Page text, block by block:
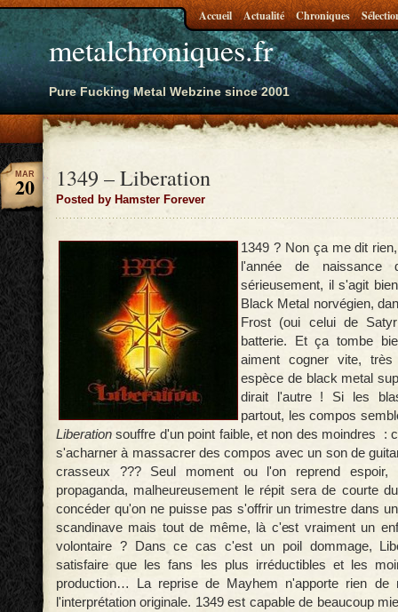
metalchroniques.fr
Pure Fucking Metal Webzine since 2001
Accueil Actualité Chroniques
1349 – Liberation
Posted by Hamster Forever
MAR
20
1349 ? Non ça me dit
l'année de
sérieusement, il s'agit
Black Metal norvégien,
Frost (oui celui de
batterie. Et ça tombe
aiment cogner vite,
espèce de black metal
dirait l'autre ! Si les
partout, les compos
Liberation souffre d'un point faible, et non des moindres :
s'acharner à massacrer des compos avec un son de
crasseux ??? Seul moment ou l'on reprend espoir,
propaganda, malheureusement le répit sera de courte
concéder qu'on ne puisse pas s'offrir un trimestre dans
scandinave mais tout de même, là c'est vraiment un
volontaire ? Dans ce cas c'est un poil dommage,
satisfaire que les fans les plus irréductibles et les
production… La reprise de Mayhem n'apporte rien
l'interprétation originale. 1349 est capable de beaucoup